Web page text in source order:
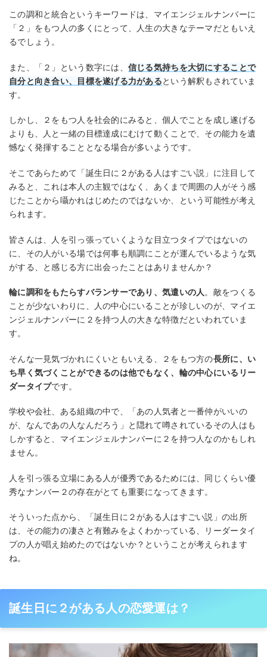
この調和と統合というキーワードは、マイエンジェルナンバーに
「２」をもつ人の多くにとって、人生の大きなテーマだともいえ
るでしょう。
また、「２」という数字には、 信じる気持ちを大切にすることで
自分と向き合い、目標を遂げる力があるという解釈もされていま
す。
しかし、２をもつ人を社会的にみると、個人でことを成し遂げる
よりも、人と一緒の目標達成にむけて動くことで、その能力を遺
憾なく発揮することとなる場合が多いようです。
そこであらためて「誕生日に２がある人はすごい説」に注目して
みると、これは本人の主観ではなく、あくまで周囲の人がそう感
じたことから囁かれはじめたのではないか、という可能性が考え
られます。
皆さんは、人を引っ張っていくような目立つタイプではないの
に、その人がいる場では何事も順調にことが運んでいるような気
がする、と感じる方に出会ったことはありませんか？
輪に調和をもたらすバランサーであり、気遣いの人 。敵をつくる
ことが少ないわりに、人の中心にいることが珍しいのが、マイエ
ンジェルナンバーに２を持つ人の大きな特徴だといわれていま
す。
そんな一見気づかれにくいともいえる、２をもつ方の長所に、い
ち早く気づくことができるのは他でもなく、輪の中心にいるリー
ダータイプです。
学校や会社、ある組織の中で、「あの人気者と一番仲がいいの
が、なんであの人なんだろう」と隠れて噂されているその人はも
しかすると、マイエンジェルナンバーに２を持つ人なのかもしれ
ません。
人を引っ張る立場にある人が優秀であるためには、同じくらい優
秀なナンバー２の存在がとても重要になってきます。
そういった点から、「誕生日に２がある人はすごい説」の出所
は、その能力の凄さと有難みをよくわかっている、リーダータイ
プの人が唱え始めたのではないか？ということが考えられます
ね。
誕生日に２がある人の恋愛運は？